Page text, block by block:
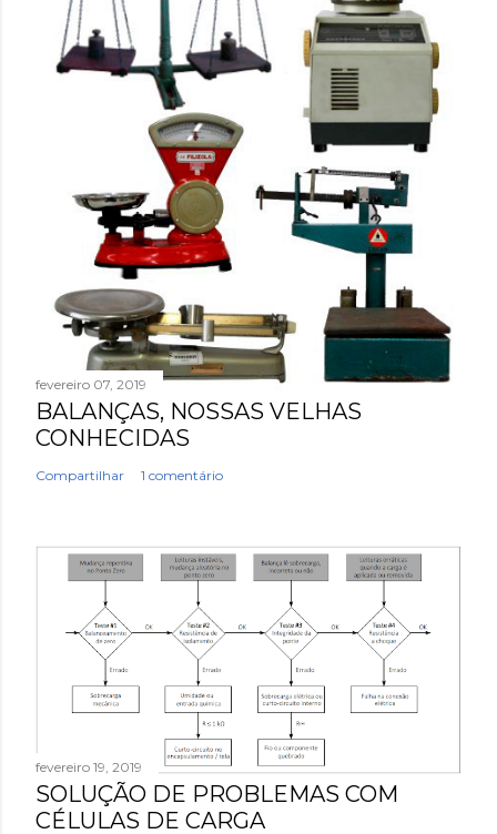
fevereiro 07, 2019
BALANÇAS, NOSSAS VELHAS
CONHECIDAS
Compartilhar 1 comentário
fevereiro 19, 2019
SOLUÇÃO DE PROBLEMAS COM
CÉLULAS DE CARGA